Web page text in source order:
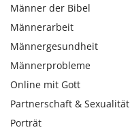
Männer der Bibel
Männerarbeit
Männergesundheit
Männerprobleme
Online mit Gott
Partnerschaft & Sexualität
Porträt